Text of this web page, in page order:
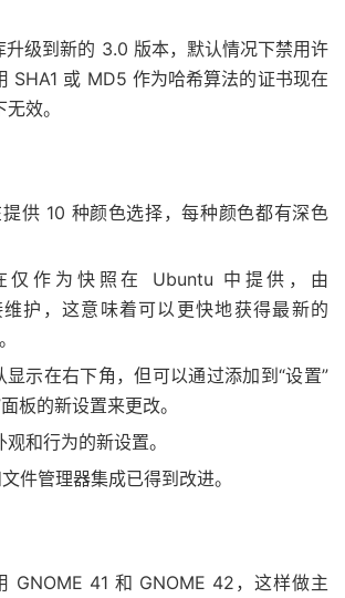
升级到新的 3.0 版本，默认情况下禁用许
SHA1 或 MD5 作为哈希算法的证书现在
效。
供 10 种颜色选择，每种颜色都有深色
仅作为快照在 Ubuntu 中提供，由
护，这意味着可以更快地获得最新的
显示在右下角，但可以通过添加到“设置”
板的新设置来更改。
和行为的新设置。
件管理器集成已得到改进。
GNOME 41 和 GNOME 42，这样做主